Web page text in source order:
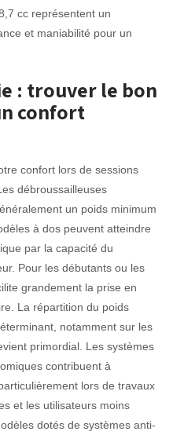
cc représentent un
et maniabilité pour un
: trouver le bon
confort
confort lors de sessions
débroussailleuses
un poids minimum
à dos peuvent atteindre
par la capacité du
Pour les débutants ou les
grandement la prise en
La répartition du poids
notamment sur les
primordial. Les systèmes
contribuent à
lors de travaux
et les utilisateurs moins
dotés de systèmes anti-